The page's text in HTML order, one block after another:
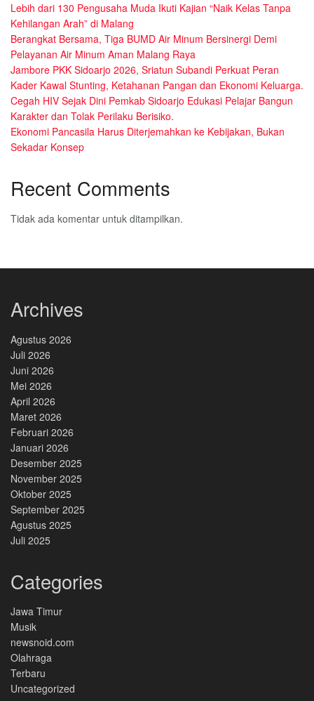
Lebih dari 130 Pengusaha Muda Ikuti Kajian “Naik Kelas Tanpa
Kehilangan Arah” di Malang
Berangkat Bersama, Tiga BUMD Air Minum Bersinergi Demi
Pelayanan Air Minum Aman Malang Raya
Jambore PKK Sidoarjo 2026, Sriatun Subandi Perkuat Peran
Kader Kawal Stunting, Ketahanan Pangan dan Ekonomi Keluarga.
Cegah HIV Sejak Dini Pemkab Sidoarjo Edukasi Pelajar Bangun
Karakter dan Tolak Perilaku Berisiko.
Ekonomi Pancasila Harus Diterjemahkan ke Kebijakan, Bukan
Sekadar Konsep
Recent Comments
Tidak ada komentar untuk ditampilkan.
Archives
Agustus 2026
Juli 2026
Juni 2026
Mei 2026
April 2026
Maret 2026
Februari 2026
Januari 2026
Desember 2025
November 2025
Oktober 2025
September 2025
Agustus 2025
Juli 2025
Categories
Jawa Timur
Musik
newsnoid.com
Olahraga
Terbaru
Uncategorized